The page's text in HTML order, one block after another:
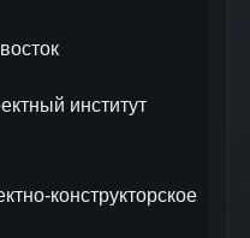
институт
конструкторское